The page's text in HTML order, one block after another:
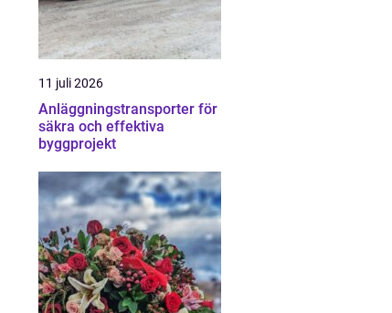
11 juli 2026
Anläggningstransporter för
säkra och effektiva
byggprojekt